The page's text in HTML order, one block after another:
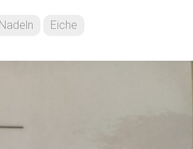
18AH
Eiche